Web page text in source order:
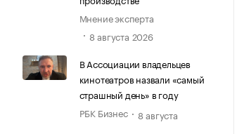
Мнение эксперта
8 августа 2026
В Ассоциации владельцев
кинотеатров назвали «самый
страшный день» в году
РБК Бизнес
8 августа